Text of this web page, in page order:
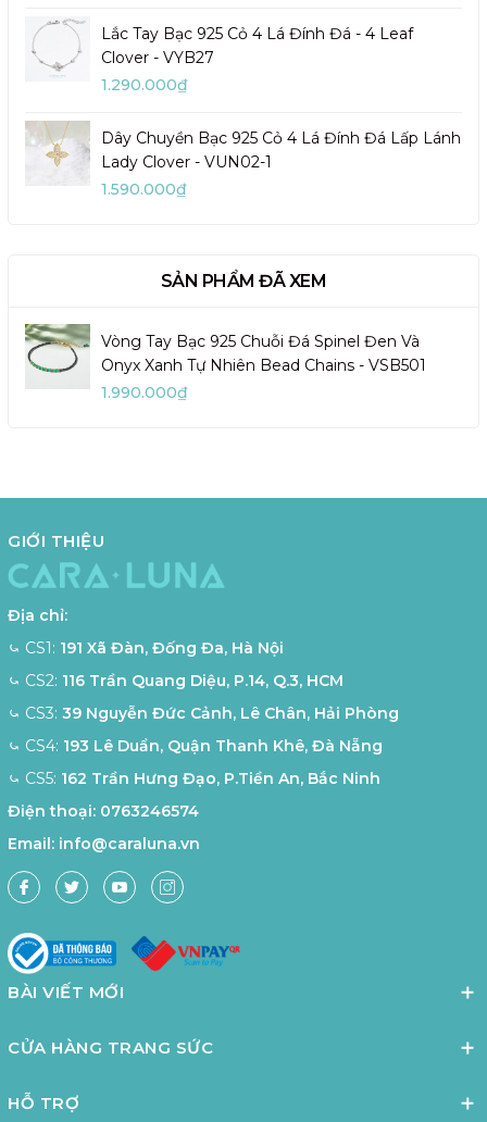
Lắc Tay Bạc 925 Cỏ 4 Lá Đính Đá - 4 Leaf
Clover - VYB27
1.290.000₫
Dây Chuyền Bạc 925 Cỏ 4 Lá Đính Đá Lấp Lánh
Lady Clover - VUN02-1
1.590.000₫
SẢN PHẨM ĐÃ XEM
Vòng Tay Bạc 925 Chuỗi Đá Spinel Đen Và
Onyx Xanh Tự Nhiên Bead Chains - VSB501
1.990.000₫
GIỚI THIỆU
Địa chỉ:
⤿ CS1: 191 Xã Đàn, Đống Đa, Hà Nội
⤿ CS2: 116 Trần Quang Diệu, P.14, Q.3, HCM
⤿ CS3: 39 Nguyễn Đức Cảnh, Lê Chân, Hải Phòng
⤿ CS4: 193 Lê Duẩn, Quận Thanh Khê, Đà Nẵng
⤿ CS5: 162 Trần Hưng Đạo, P.Tiền An, Bắc Ninh
Điện thoại: 0763246574
Email: info@caraluna.vn
BÀI VIẾT MỚI
CỬA HÀNG TRANG SỨC
HỖ TRỢ